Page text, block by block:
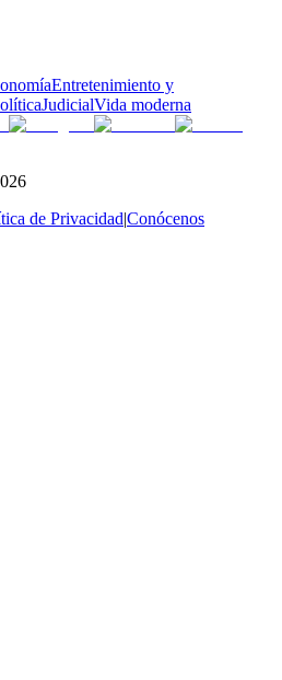
Entretenimiento y
JudicialVida moderna
de Privacidad|Conócenos